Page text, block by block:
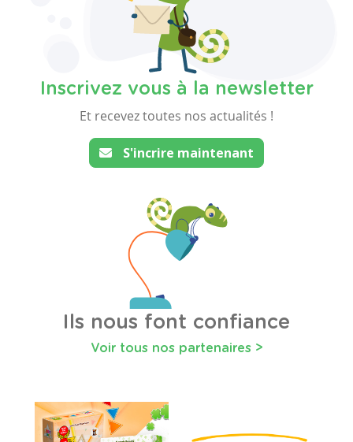
Inscrivez vous à la newsletter
Et recevez toutes nos actualités !
S'incrire maintenant
Ils nous font confiance
Voir tous nos partenaires >